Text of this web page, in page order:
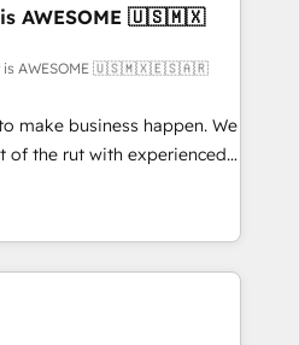
been accredited by
CCS, which means we
companies as well the
-
better
is AWESOME 🇺🇸🇲🇽
is AWESOME 🇺🇸🇲🇽🇪🇸🇦🇷
make business happen. We
of the rut with experienced,
implementing HubSpot
CMS and Operations Hub,
with your customers
of Rookie of the Year
4.9/5 rating in HubSpot